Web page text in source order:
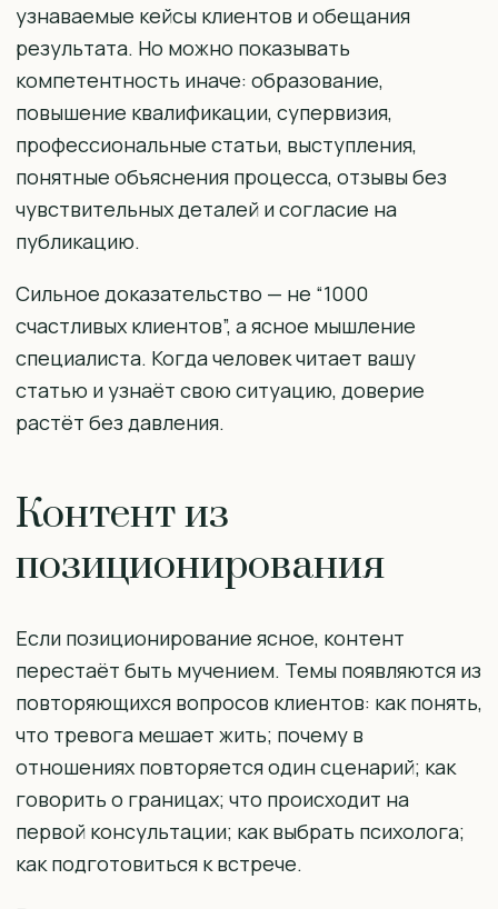
узнаваемые кейсы клиентов и обещания
результата. Но можно показывать
компетентность иначе: образование,
повышение квалификации, супервизия,
профессиональные статьи, выступления,
понятные объяснения процесса, отзывы без
чувствительных деталей и согласие на
публикацию.
Сильное доказательство — не “1000
счастливых клиентов”, а ясное мышление
специалиста. Когда человек читает вашу
статью и узнаёт свою ситуацию, доверие
растёт без давления.
Контент из
позиционирования
Если позиционирование ясное, контент
перестаёт быть мучением. Темы появляются из
повторяющихся вопросов клиентов: как понять,
что тревога мешает жить; почему в
отношениях повторяется один сценарий; как
говорить о границах; что происходит на
первой консультации; как выбрать психолога;
как подготовиться к встрече.